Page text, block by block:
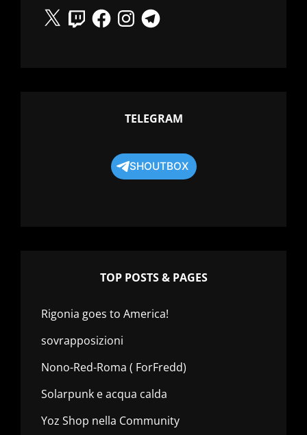
X
TwitchFacebookInstagramTelegram
TELEGRAM
SHOUTBOX
TOP POSTS & PAGES
Rigonia goes to America!
sovrapposizioni
Nono-Red-Roma ( ForFredd)
Solarpunk e acqua calda
Yoz Shop nella Community